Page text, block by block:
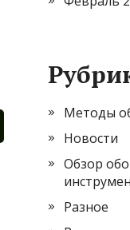
Методы
Новости
Обзор
Разное